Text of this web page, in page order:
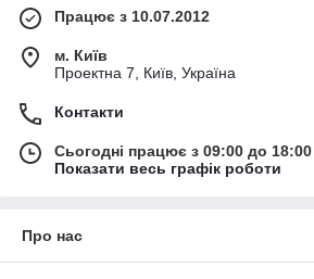
Працює з 10.07.2012
м. Київ
Проектна 7, Київ, Україна
Контакти
Сьогодні працює з 09:00 до 18:00
Показати весь графік роботи
Про нас